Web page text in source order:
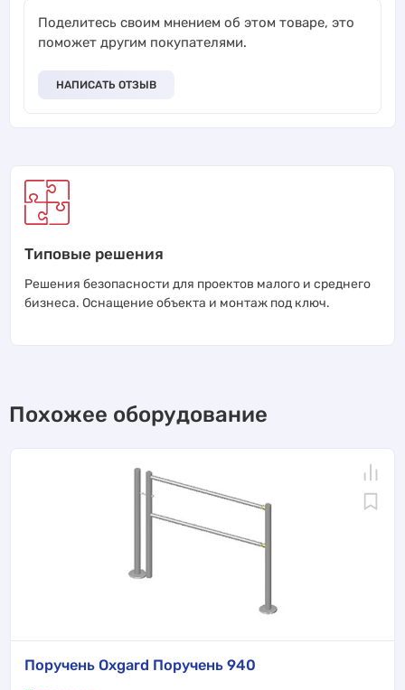
Поделитесь своим мнением об этом товаре, это
поможет другим покупателями.
НАПИСАТЬ ОТЗЫВ
Типовые решения
Решения безопасности для проектов малого и среднего
бизнеса. Оснащение объекта и монтаж под ключ.
Похожее оборудование
Поручень Oxgard Поручень 940